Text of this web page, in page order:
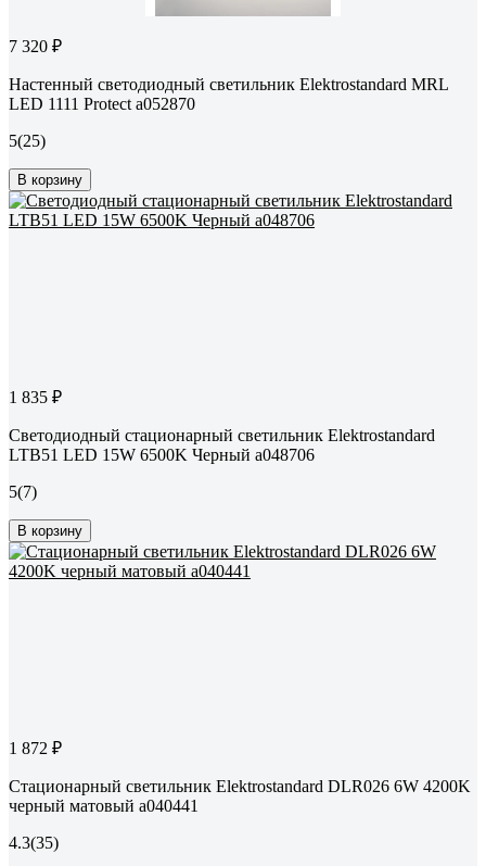
7 320 ₽
Настенный светодиодный светильник Elektrostandard MRL
LED 1111 Protect a052870
5(25)
В корзину
1 835 ₽
Светодиодный стационарный светильник Elektrostandard
LTB51 LED 15W 6500K Черный a048706
5(7)
В корзину
1 872 ₽
Стационарный светильник Elektrostandard DLR026 6W 4200K
черный матовый a040441
4.3(35)